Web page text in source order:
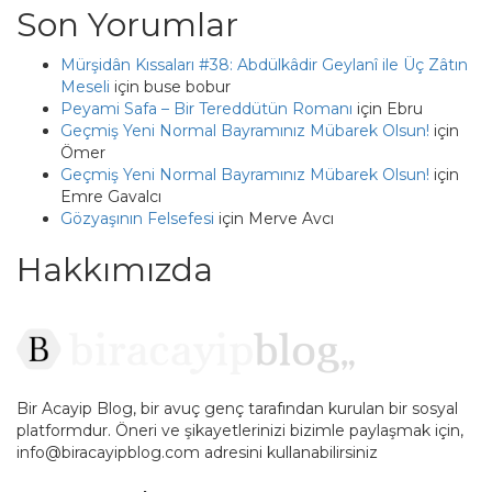
Son Yorumlar
Mürşidân Kıssaları #38: Abdülkâdir Geylanî ile Üç Zâtın
Meseli için buse bobur
Peyami Safa – Bir Tereddütün Romanı için Ebru
Geçmiş Yeni Normal Bayramınız Mübarek Olsun! için
Ömer
Geçmiş Yeni Normal Bayramınız Mübarek Olsun! için
Emre Gavalcı
Gözyaşının Felsefesi için Merve Avcı
Hakkımızda
Bir Acayip Blog, bir avuç genç tarafından kurulan bir sosyal
platformdur. Öneri ve şikayetlerinizi bizimle paylaşmak için,
info@biracayipblog.com adresini kullanabilirsiniz